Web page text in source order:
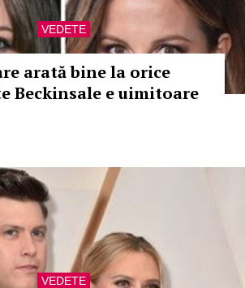
VEDETE
arată bine la orice
Beckinsale e uimitoare
VEDETE